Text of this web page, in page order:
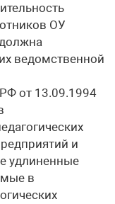
ОУ
ведомственной
от 13.09.1994
и
удлиненные
в